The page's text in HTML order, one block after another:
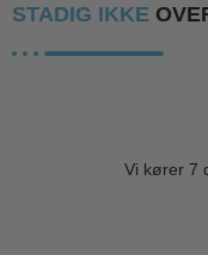
STADIG IKKE
Vi kører 7